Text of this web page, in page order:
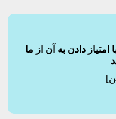
دادن به آن از ما